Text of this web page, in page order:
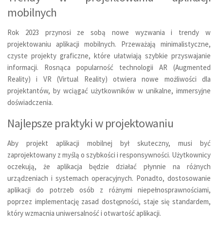
mobilnych
Rok 2023 przynosi ze sobą nowe wyzwania i trendy w
projektowaniu aplikacji mobilnych. Przeważają minimalistyczne,
czyste projekty graficzne, które ułatwiają szybkie przyswajanie
informacji. Rosnąca popularność technologii AR (Augmented
Reality) i VR (Virtual Reality) otwiera nowe możliwości dla
projektantów, by wciągać użytkowników w unikalne, immersyjne
doświadczenia.
Najlepsze praktyki w projektowaniu
Aby projekt aplikacji mobilnej był skuteczny, musi być
zaprojektowany z myślą o szybkości i responsywności. Użytkownicy
oczekują, że aplikacja będzie działać płynnie na różnych
urządzeniach i systemach operacyjnych. Ponadto, dostosowanie
aplikacji do potrzeb osób z różnymi niepełnosprawnościami,
poprzez implementację zasad dostępności, staje się standardem,
który wzmacnia uniwersalność i otwartość aplikacji.